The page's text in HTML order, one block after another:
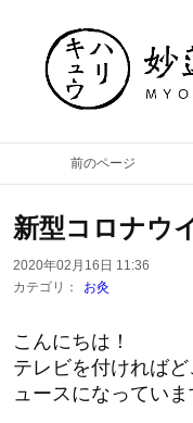
前のページ
新型コロナウ
2020年02月16日 11:36
カテゴリ：
お灸
こんにちは！
テレビを付ければ
ュースになっていま